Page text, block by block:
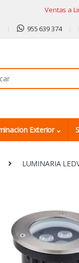
Ventas a
955 639 374
Exterior
LUMINARIA